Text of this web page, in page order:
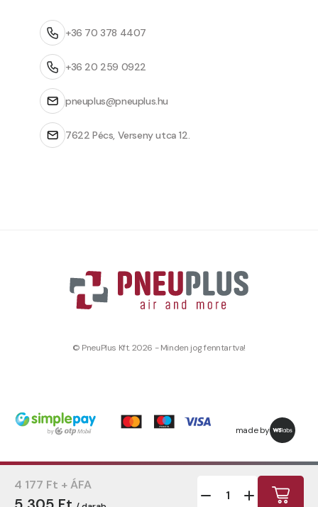
4 177 Ft + ÁFA
+36 70 378 4407
+36 20 259 0922
pneuplus@pneuplus.hu
7622 Pécs, Verseny utca 12.
© PneuPlus Kft. 2026 - Minden jog fenntartva!
made by